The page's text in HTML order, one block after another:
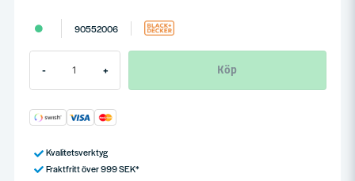
90552006
- + Köp
Kvalitetsverktyg
Fraktfritt över 999 SEK*